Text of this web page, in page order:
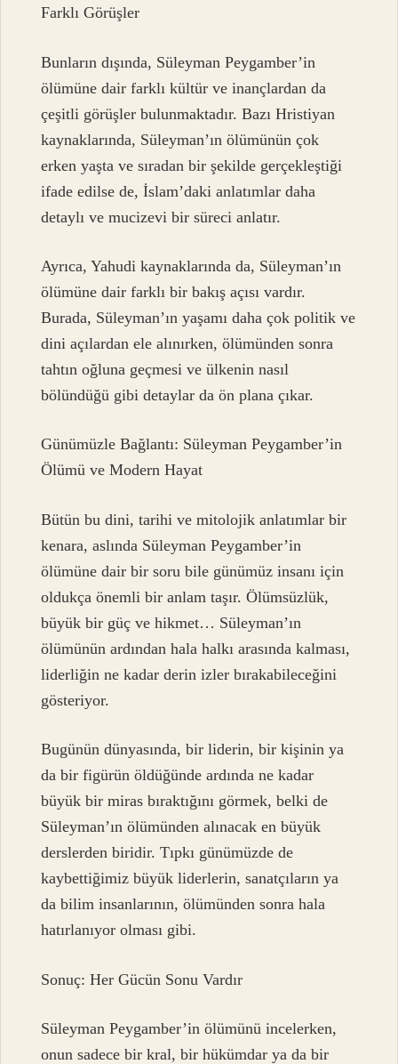
Farklı Görüşler
Bunların dışında, Süleyman Peygamber’in
ölümüne dair farklı kültür ve inançlardan da
çeşitli görüşler bulunmaktadır. Bazı Hristiyan
kaynaklarında, Süleyman’ın ölümünün çok
erken yaşta ve sıradan bir şekilde gerçekleştiği
ifade edilse de, İslam’daki anlatımlar daha
detaylı ve mucizevi bir süreci anlatır.
Ayrıca, Yahudi kaynaklarında da, Süleyman’ın
ölümüne dair farklı bir bakış açısı vardır.
Burada, Süleyman’ın yaşamı daha çok politik ve
dini açılardan ele alınırken, ölümünden sonra
tahtın oğluna geçmesi ve ülkenin nasıl
bölündüğü gibi detaylar da ön plana çıkar.
Günümüzle Bağlantı: Süleyman Peygamber’in
Ölümü ve Modern Hayat
Bütün bu dini, tarihi ve mitolojik anlatımlar bir
kenara, aslında Süleyman Peygamber’in
ölümüne dair bir soru bile günümüz insanı için
oldukça önemli bir anlam taşır. Ölümsüzlük,
büyük bir güç ve hikmet… Süleyman’ın
ölümünün ardından hala halkı arasında kalması,
liderliğin ne kadar derin izler bırakabileceğini
gösteriyor.
Bugünün dünyasında, bir liderin, bir kişinin ya
da bir figürün öldüğünde ardında ne kadar
büyük bir miras bıraktığını görmek, belki de
Süleyman’ın ölümünden alınacak en büyük
derslerden biridir. Tıpkı günümüzde de
kaybettiğimiz büyük liderlerin, sanatçıların ya
da bilim insanlarının, ölümünden sonra hala
hatırlanıyor olması gibi.
Sonuç: Her Gücün Sonu Vardır
Süleyman Peygamber’in ölümünü incelerken,
onun sadece bir kral, bir hükümdar ya da bir